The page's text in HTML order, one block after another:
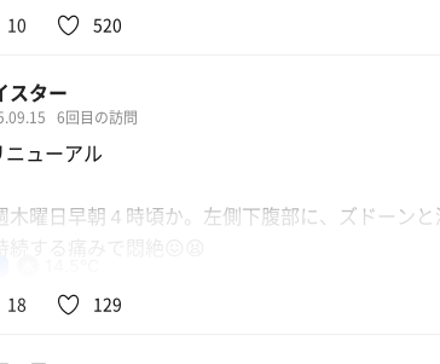
さんのアウフが控えてると思うと、いつもの倍
後はお清め→岩盤エリアでサウセン常連さんとお
らくするとHIKARIさんご登場！！🐧🎀
裟かもしれないですが、HIKARIさんを応援し
な真面目モード失礼します🙏
10 520
スター
6回目の訪問
ニューアル
木曜日早朝４時頃か。左側下腹部に、ズドーン
続する痛みで悶絶😖😫
に冷汗が出て、数多のサウナでも経験の無いくら
18 129